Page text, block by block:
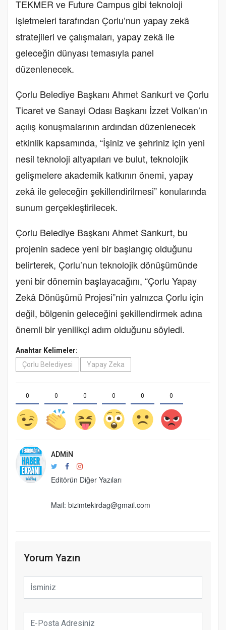
TEKMER ve Future Campus gibi teknoloji
işletmeleri tarafından Çorlu’nun yapay zekâ
stratejileri ve çalışmaları, yapay zekâ ile
geleceğin dünyası temasıyla panel
düzenlenecek.
Çorlu Belediye Başkanı Ahmet Sarıkurt ve Çorlu
Ticaret ve Sanayi Odası Başkanı İzzet Volkan’ın
açılış konuşmalarının ardından düzenlenecek
etkinlik kapsamında, “İşiniz ve şehriniz için yeni
nesil teknoloji altyapıları ve bulut, teknolojik
gelişmelere akademik katkının önemi, yapay
zekâ ile geleceğin şekillendirilmesi” konularında
sunum gerçekleştirilecek.
Çorlu Belediye Başkanı Ahmet Sarıkurt, bu
projenin sadece yeni bir başlangıç olduğunu
belirterek, Çorlu’nun teknolojik dönüşümünde
yeni bir dönemin başlayacağını, “Çorlu Yapay
Zekâ Dönüşümü Projesi”nin yalnızca Çorlu için
değil, bölgenin geleceğini şekillendirmek adına
önemli bir yenilikçi adım olduğunu söyledi.
Anahtar Kelimeler:
Çorlu Belediyesi
Yapay Zeka
0 0 0 0 0 0
ADMIN
Editörün Diğer Yazıları
Mail: bizimtekirdag@gmail.com
Yorum Yazın